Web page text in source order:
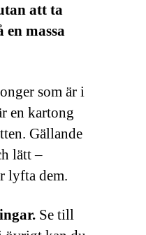
att ta
massa
som är i
en kartong
Gällande
lätt –
lyfta dem.
Se till